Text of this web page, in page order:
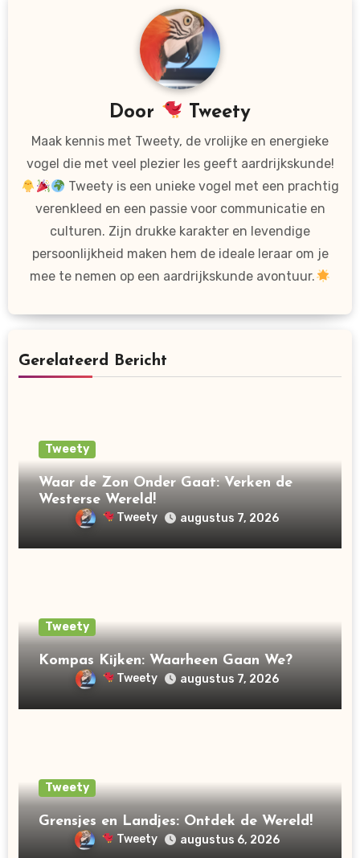
Door Tweety
Maak kennis met Tweety, de vrolijke en energieke
vogel die met veel plezier les geeft aardrijkskunde!
Tweety is een unieke vogel met een prachtig
verenkleed en een passie voor communicatie en
culturen. Zijn drukke karakter en levendige
persoonlijkheid maken hem de ideale leraar om je
mee te nemen op een aardrijkskunde avontuur.
Gerelateerd Bericht
Tweety
Waar de Zon Onder Gaat: Verken de
Westerse Wereld!
Tweety augustus 7, 2026
Tweety
Kompas Kijken: Waarheen Gaan We?
Tweety augustus 7, 2026
Tweety
Grensjes en Landjes: Ontdek de Wereld!
Tweety augustus 6, 2026